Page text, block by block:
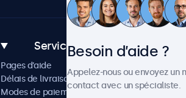
Service client
Pages d’aide
Délais de livraison
Modes de paiement
Besoin d’aide ?
Appelez-nous ou envoyez un
contact avec un spécialiste.